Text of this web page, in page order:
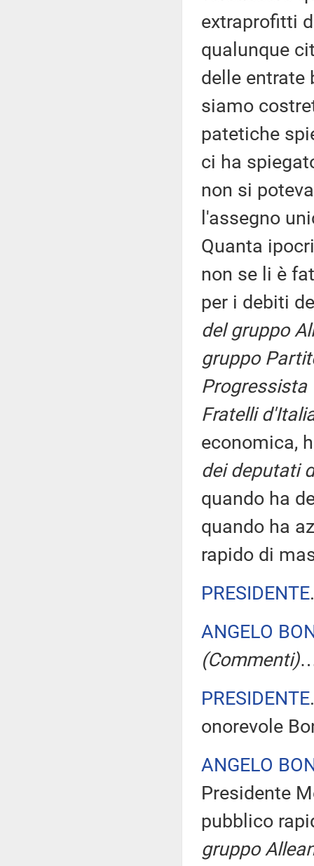
extraprofitti
qualunque
delle entrate
siamo
patetiche
ci ha
non si
l'assegno
Quanta
non se li è
per i debiti
del gruppo
gruppo
Progressista
Fratelli
economica,
dei deputati
quando ha
quando ha
rapido di
PRESIDENTE
ANGELO
(Commenti)
PRESIDENTE
onorevole
ANGELO
Presidente
pubblico
gruppo